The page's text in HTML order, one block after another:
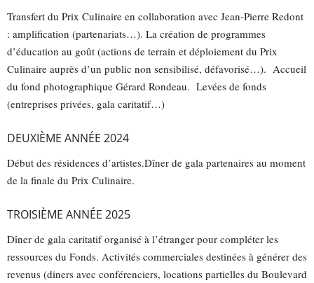
Transfert du Prix Culinaire en collaboration avec Jean-Pierre Redont
: amplification (partenariats…). La création de programmes
d’éducation au goût (actions de terrain et déploiement du Prix
Culinaire auprès d’un public non sensibilisé, défavorisé…). Accueil
du fond photographique Gérard Rondeau. Levées de fonds
(entreprises privées, gala caritatif…)
DEUXIÈME ANNÉE 2024
Début des résidences d’artistes.Dîner de gala partenaires au moment
de la finale du Prix Culinaire.
TROISIÈME ANNÉE 2025
Dîner de gala caritatif organisé à l’étranger pour compléter les
ressources du Fonds. Activités commerciales destinées à générer des
revenus (diners avec conférenciers, locations partielles du Boulevard